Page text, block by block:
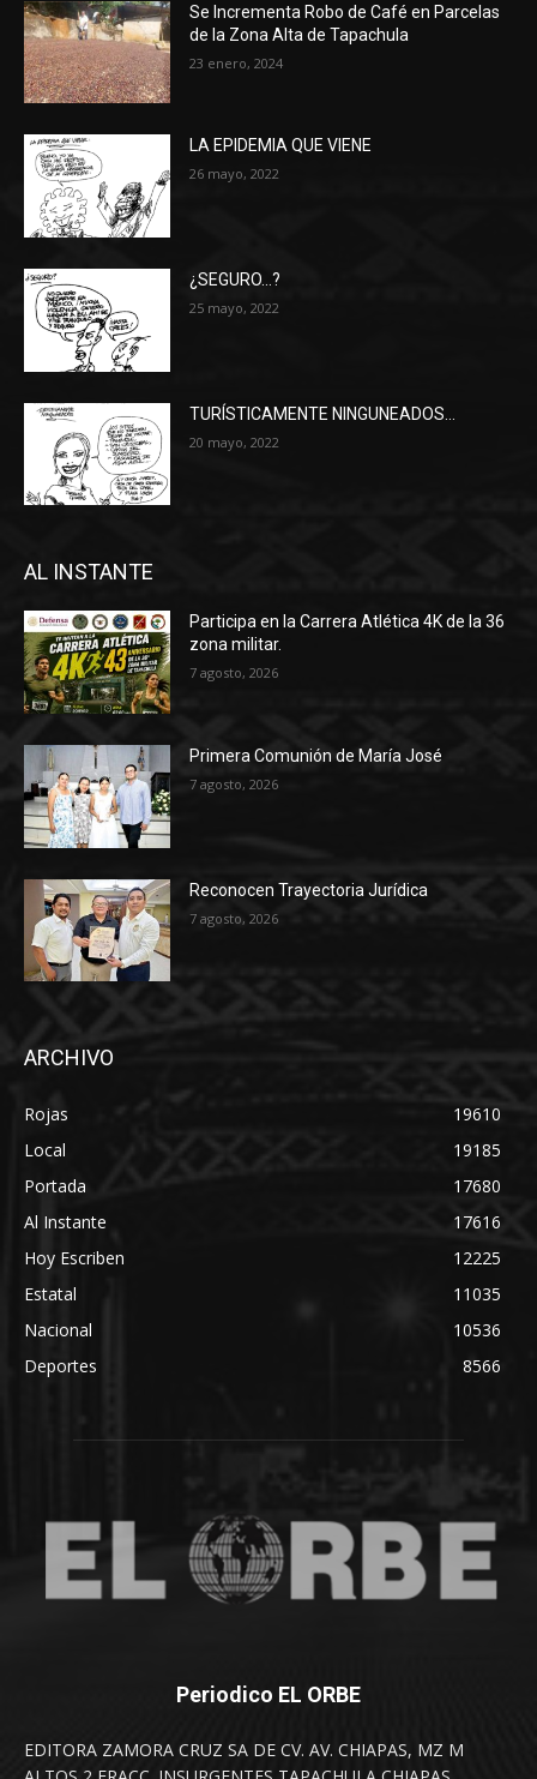
Se Incrementa Robo de Café en Parcelas
de la Zona Alta de Tapachula
23 enero, 2024
LA EPIDEMIA QUE VIENE
26 mayo, 2022
¿SEGURO…?
25 mayo, 2022
TURÍSTICAMENTE NINGUNEADOS…
20 mayo, 2022
AL INSTANTE
Participa en la Carrera Atlética 4K de la 36
zona militar.
7 agosto, 2026
Primera Comunión de María José
7 agosto, 2026
Reconocen Trayectoria Jurídica
7 agosto, 2026
ARCHIVO
Rojas
19610
Local
19185
Portada
17680
Al Instante
17616
Hoy Escriben
12225
Estatal
11035
Nacional
10536
Deportes
8566
Periodico EL ORBE
EDITORA ZAMORA CRUZ SA DE CV. AV. CHIAPAS, MZ M